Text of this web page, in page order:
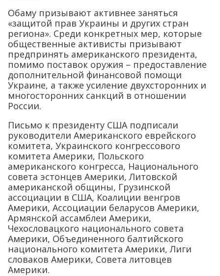
Обаму призывают активнее заняться
«защитой прав Украины и других стран
региона». Среди конкретных мер, которые
общественные активисты призывают
предпринять американского президента,
помимо поставок оружия – предоставление
дополнительной финансовой помощи
Украине, а также усиление двухсторонних и
многосторонних санкций в отношении
России.
Письмо к президенту США подписали
руководители Американского еврейского
комитета, Украинского конгрессового
комитета Америки, Польского
американского конгресса, Национального
совета эстонцев Америки, Литовской
американской общины, Грузинской
ассоциации в США, Коалиции венгров
Америки, Ассоциации беларусов Америки,
Армянской ассамблеи Америки,
Чехословацкого национального совета
Америки, Объединенного балтийского
национального комитета Америки, Лиги
словаков Америки, Совета литовцев
Америки.